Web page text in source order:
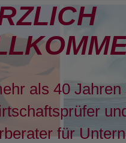
als 40 Jahren
für